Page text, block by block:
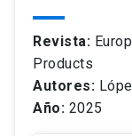
Revista:
Products
Autores:
Año: 2025